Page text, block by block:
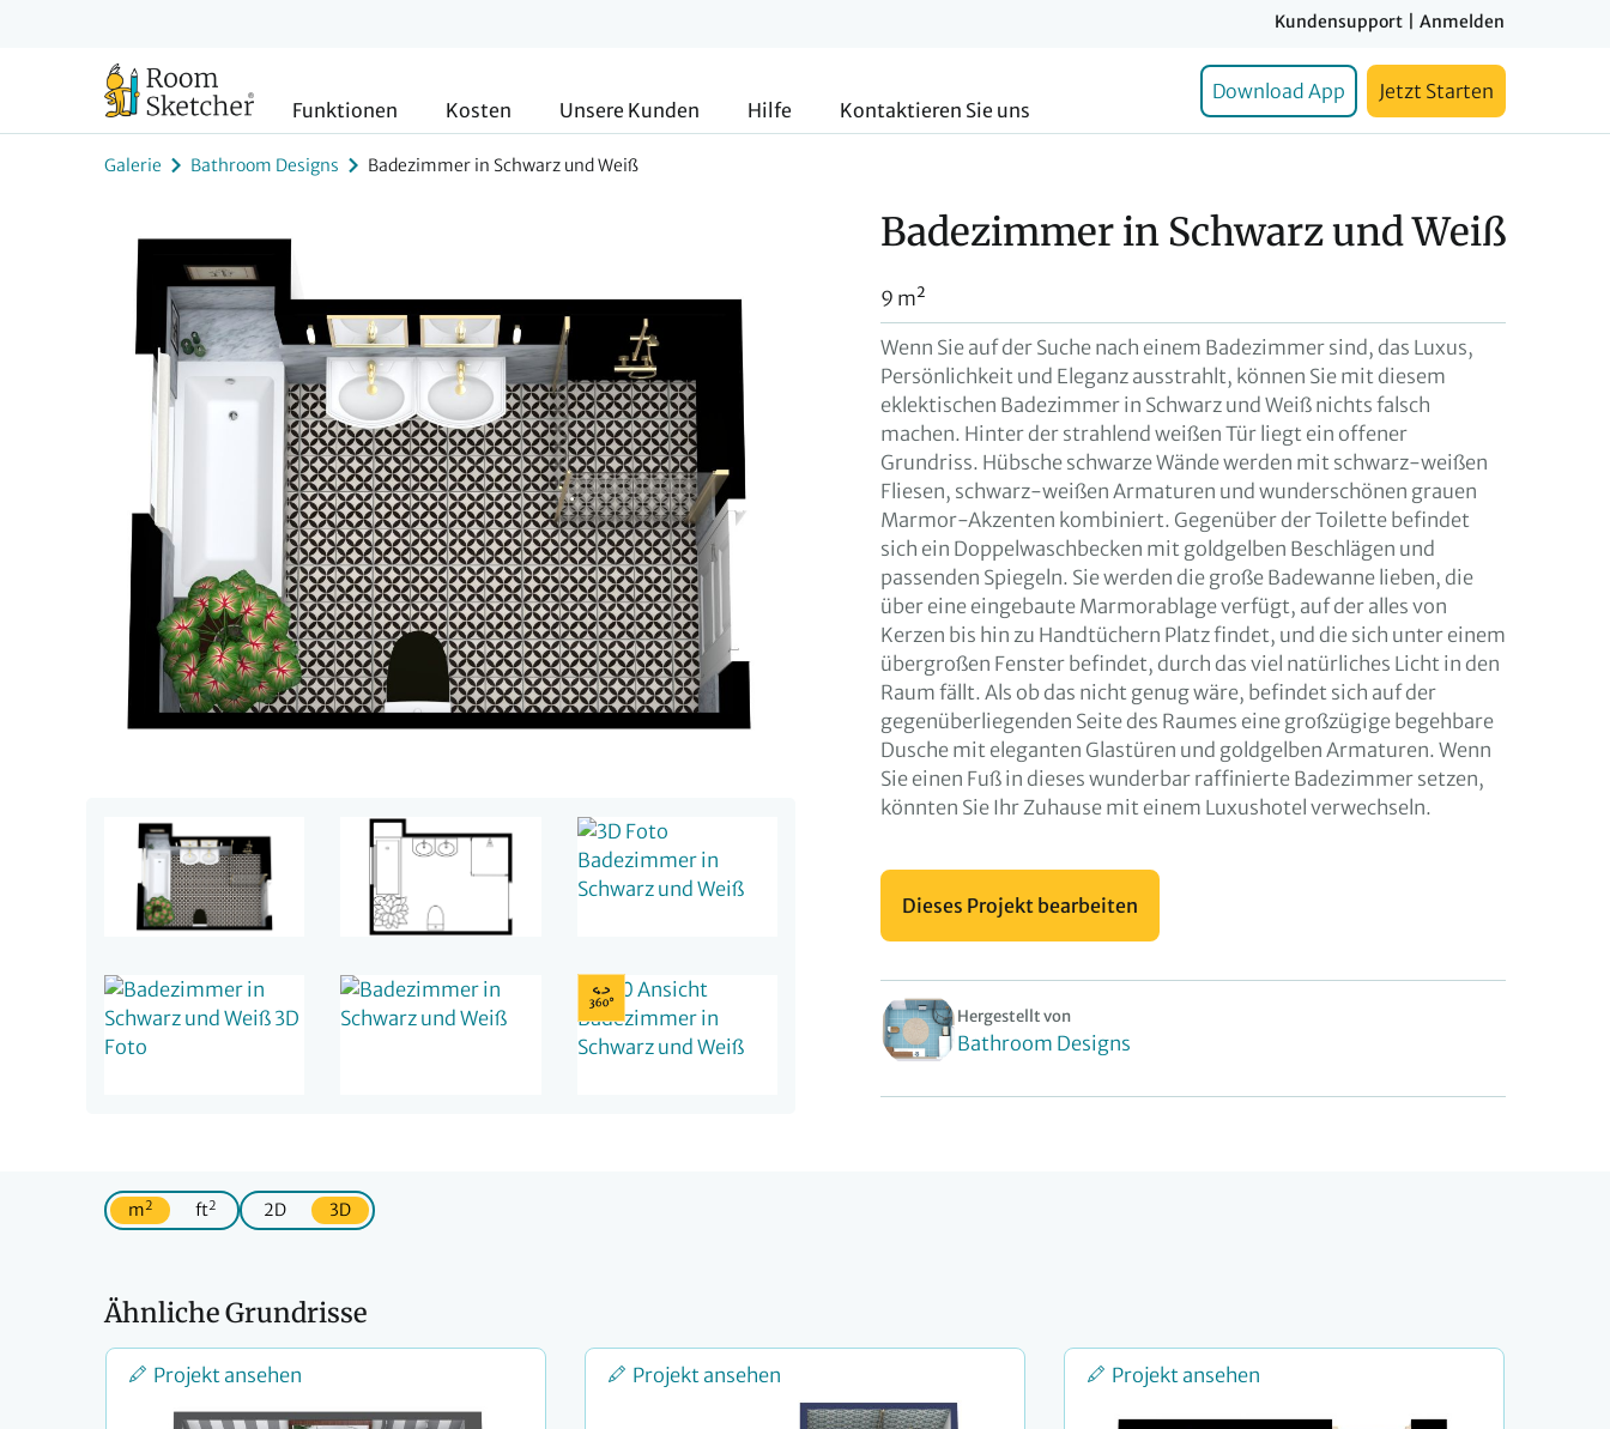
Kundensupport Anmelden
Funktionen Kosten Unsere Kunden Hilfe Kontaktieren Sie uns
Download App Jetzt Starten
Galerie Bathroom Designs Badezimmer in Schwarz und Weiß
Badezimmer in Schwarz und Weiß
9 m²
Wenn Sie auf der Suche nach einem Badezimmer sind, das Luxus,
Persönlichkeit und Eleganz ausstrahlt, können Sie mit diesem
eklektischen Badezimmer in Schwarz und Weiß nichts falsch
machen. Hinter der strahlend weißen Tür liegt ein offener
Grundriss. Hübsche schwarze Wände werden mit schwarz-weißen
Fliesen, schwarz-weißen Armaturen und wunderschönen grauen
Marmor-Akzenten kombiniert. Gegenüber der Toilette befindet
sich ein Doppelwaschbecken mit goldgelben Beschlägen und
passenden Spiegeln. Sie werden die große Badewanne lieben, die
über eine eingebaute Marmorablage verfügt, auf der alles von
Kerzen bis hin zu Handtüchern Platz findet, und die sich unter einem
übergroßen Fenster befindet, durch das viel natürliches Licht in den
Raum fällt. Als ob das nicht genug wäre, befindet sich auf der
gegenüberliegenden Seite des Raumes eine großzügige begehbare
Dusche mit eleganten Glastüren und goldgelben Armaturen. Wenn
Sie einen Fuß in dieses wunderbar raffinierte Badezimmer setzen,
könnten Sie Ihr Zuhause mit einem Luxushotel verwechseln.
Dieses Projekt bearbeiten
Hergestellt von
Bathroom Designs
m2 ft2 2D 3D
Ähnliche Grundrisse
Projekt ansehen Projekt ansehen Projekt ansehen